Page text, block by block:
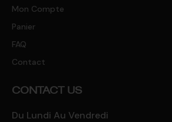
Mon Compte
Panier
FAQ
Contact
CONTACT US
Du Lundi Au Vendredi